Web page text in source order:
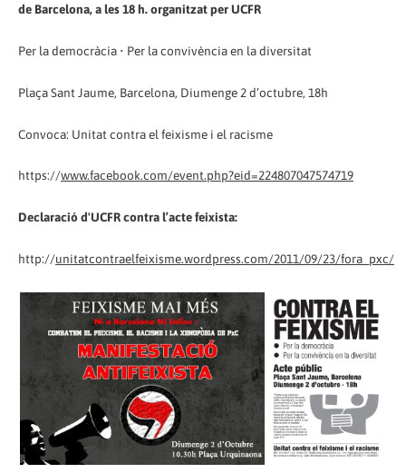
de Barcelona, a les 18 h. organitzat per UCFR
Per la democràcia • Per la convivència en la diversitat
Plaça Sant Jaume, Barcelona, Diumenge 2 d’octubre, 18h
Convoca: Unitat contra el feixisme i el racisme
https://www.facebook.com/event.php?eid=224807047574719
Declaració d'UCFR contra l’acte feixista:
http://unitatcontraelfeixisme.wordpress.com/2011/09/23/fora_pxc/